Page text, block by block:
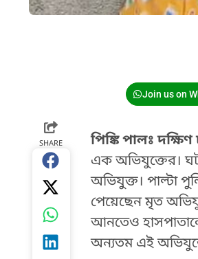
Join us on
SHARE পিঙ্কি পালঃ
এক অভিযুক্তের।
অভিযুক্ত। পাল্টা
পেয়েছেন মৃত
আনতেও
অন্যতম এই